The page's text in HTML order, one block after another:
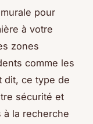
pour
à votre
zones
comme les
dit, ce type de
sécurité et
la recherche